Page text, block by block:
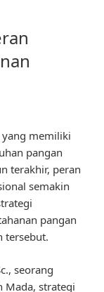
yang memiliki
pangan
terakhir, peran
semakin
pangan
tersebut.
seorang
Mada, strategi